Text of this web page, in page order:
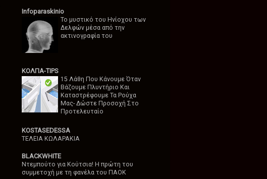
Infoparaskinio
Το μυστικό του Ηνίοχου των
Δελφών μέσα από την
ακτινογραφία του
ΚΟΛΠΑ-TIPS
15 Λάθη Που Κάνουμε Όταν
Βάζουμε Πλυντήριο Και
Καταστρέφουμε Τα Ρούχα
Μας- Δώστε Προσοχή Στο
Προτελευταίο
KOSTASEDESSA
ΤΕΛΕΙΑ ΚΩΛΑΡΑΚΙΑ
BLACKWHITE
Ντεμπούτο για Κούτσια! Η πρώτη του
συμμετοχή με τη φανέλα του ΠΑΟΚ